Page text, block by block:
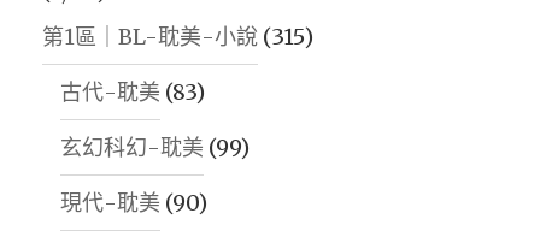
第1區｜BL-耽美-小說 (315)
古代-耽美 (83)
玄幻科幻-耽美 (99)
現代-耽美 (90)